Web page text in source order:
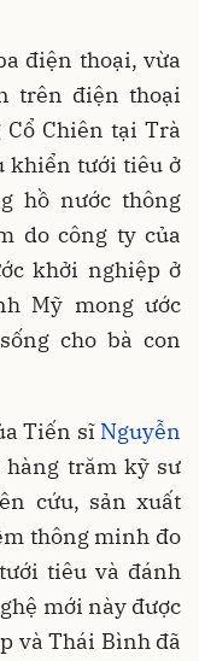
điện thoại, vừa
trên điện thoại
Cổ Chiên tại Trà
khiển tưới tiêu ở
hồ nước thông
do công ty của
khởi nghiệp ở
Mỹ mong ước
cho bà con
Tiến sĩ Nguyễn
trăm kỹ sư
cứu, sản xuất
thông minh đo
tiêu và đánh
mới này được
và Thái Bình đã